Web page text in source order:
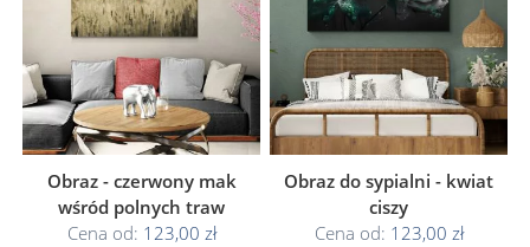
Obraz - czerwony mak
wśród polnych traw
Cena od: 123,00 zł
Obraz do sypialni - kwiat
ciszy
Cena od: 123,00 zł